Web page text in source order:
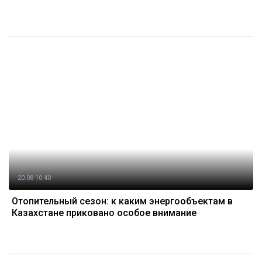
20.08 10:40
Отопительный сезон: к каким энергообъектам в
Казахстане приковано особое внимание